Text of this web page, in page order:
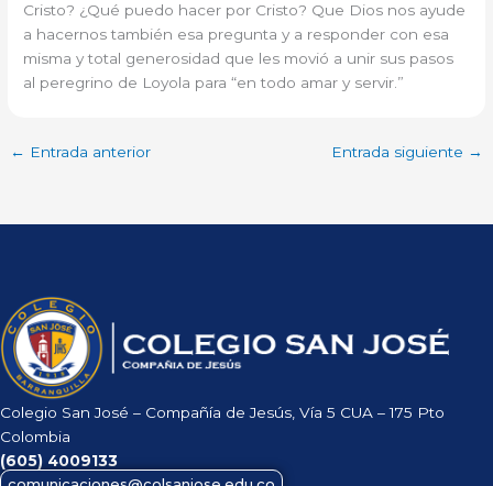
Cristo? ¿Qué puedo hacer por Cristo? Que Dios nos ayude
a hacernos también esa pregunta y a responder con esa
misma y total generosidad que les movió a unir sus pasos
al peregrino de Loyola para “en todo amar y servir.”
← Entrada anterior Entrada siguiente →
Colegio San José – Compañía de Jesús, Vía 5 CUA – 175 Pto
Colombia
(605) 4009133